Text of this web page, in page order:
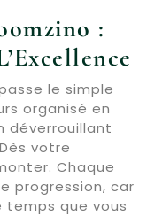
:
le simple
organisé en
déverrouillant
votre
Chaque
progression, car
temps que vous